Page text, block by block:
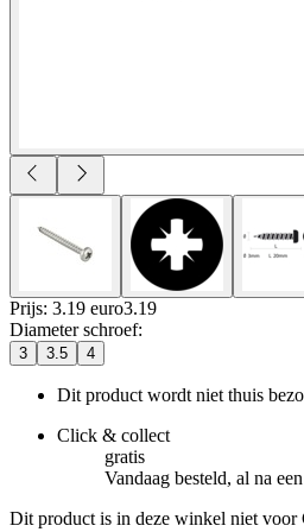
Prijs: 3.19 euro3.19
Diameter schroef:
3 3.5 4
Dit product wordt niet thuis
Click & collect
gratis
Vandaag besteld, al na
Dit product is in deze winkel niet